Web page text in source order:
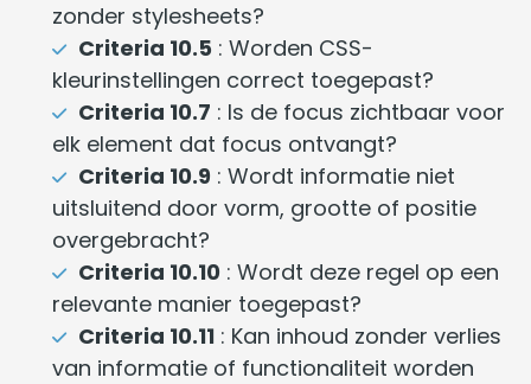
zonder stylesheets?
Criteria 10.5 : Worden CSS-
kleurinstellingen correct toegepast?
Criteria 10.7 : Is de focus zichtbaar voor
elk element dat focus ontvangt?
Criteria 10.9 : Wordt informatie niet
uitsluitend door vorm, grootte of positie
overgebracht?
Criteria 10.10 : Wordt deze regel op een
relevante manier toegepast?
Criteria 10.11 : Kan inhoud zonder verlies
van informatie of functionaliteit worden